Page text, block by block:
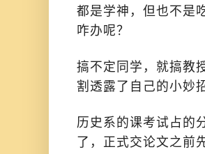
都是学神，但也不是
咋办呢？
搞不定同学，就搞教
割透露了自己的小妙
历史系的课考试占的
了，正式交论文之前